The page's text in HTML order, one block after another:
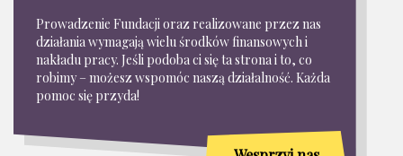
Prowadzenie Fundacji oraz realizowane przez nas
działania wymagają wielu środków finansowych i
nakładu pracy. Jeśli podoba ci się ta strona i to, co
robimy – możesz wspomóc naszą działalność. Każda
pomoc się przyda!